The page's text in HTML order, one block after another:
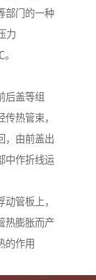
部门的一种
力
后盖等组
热管束，
，由前盖出
中作折线运
管板上，
热膨胀而产
的作用